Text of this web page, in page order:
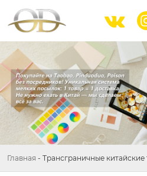

Главная - Трансграничные